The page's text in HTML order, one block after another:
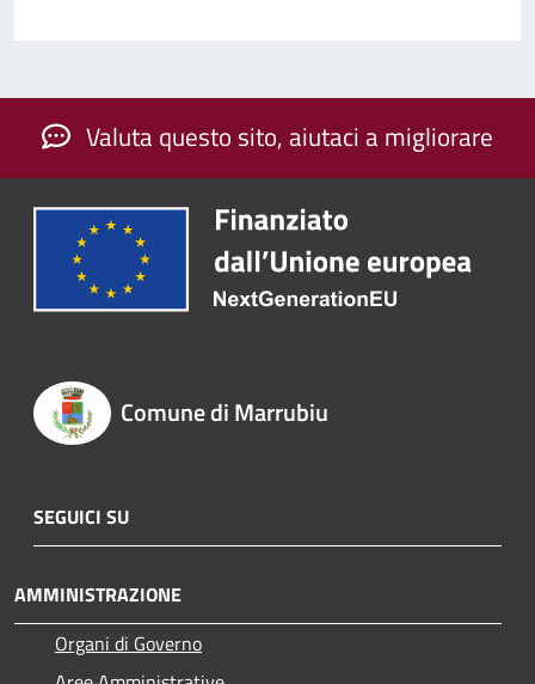
Valuta questo sito, aiutaci a migliorare
Comune di Marrubiu
SEGUICI SU
AMMINISTRAZIONE
Organi di Governo